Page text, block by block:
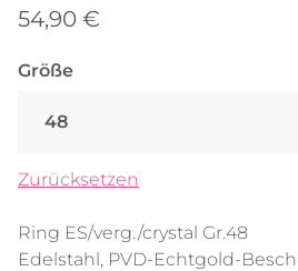
54,90 €
Größe
Zurücksetzen
Ring ES/verg./crystal Gr.48
Edelstahl, PVD-Echtgold-